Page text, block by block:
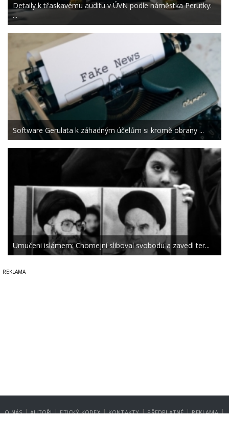
Detaily k třaskavému auditu v ÚVN podle náměstka Perutky:
...
Software Gerulata k záhadným účelům si kromě obrany ...
Umučeni islámem: Chomejní sliboval svobodu a zavedl ter...
O NÁS | AUTOŘI | ETICKÝ KODEX | KONTAKTY | PŘEDPLATNÉ | REKLAMA |